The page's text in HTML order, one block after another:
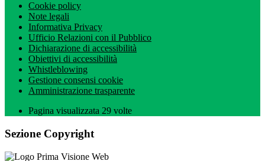
Cookie policy
Note legali
Informativa Privacy
Ufficio Relazioni con il Pubblico
Dichiarazione di accessibilità
Obiettivi di accessibilità
Whistleblowing
Gestione consensi cookie
Amministrazione trasparente
Pagina visualizzata 29 volte
Sezione Copyright